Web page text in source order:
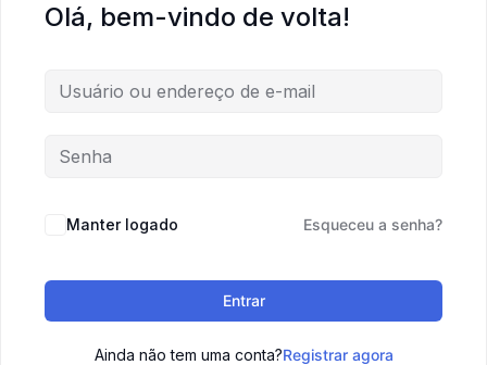
Olá, bem-vindo de volta!
Manter logado Esqueceu a senha?
Entrar
Ainda não tem uma conta?Registrar agora